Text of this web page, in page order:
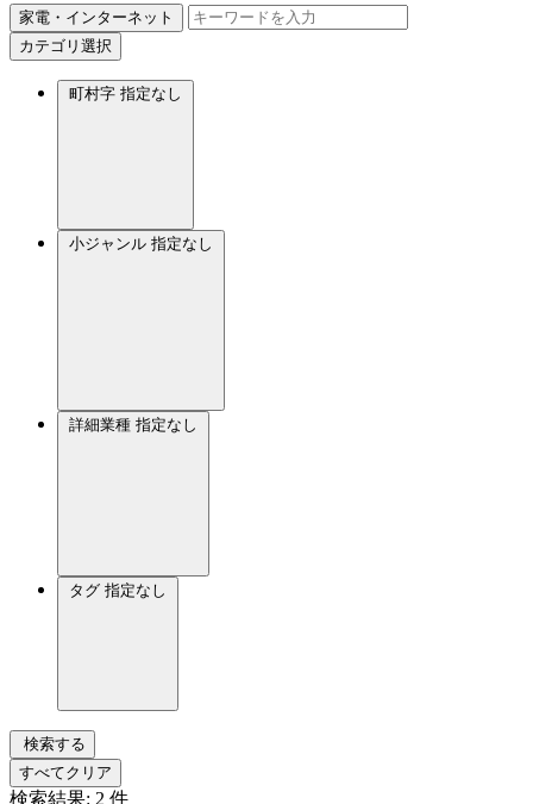
家電・インターネット
カテゴリ選択
町村字 指定なし
小ジャンル 指定なし
詳細業種 指定なし
タグ 指定なし
検索する
すべてクリア
検索結果: 2 件